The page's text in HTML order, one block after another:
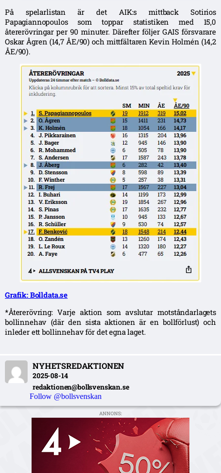
På spelarlistan är det AIK:s mittback Sotirios
Papagiannopoulos som toppar statistiken med 15,0
återerövringar per 90 minuter. Därefter följer GAIS försvarare
Oskar Ågren (14,7 ÅE/90) och mittfältaren Kevin Holmén (14,2
ÅE/90).
Grafik: Bolldata.se
*Återerövring: Varje aktion som avslutar motståndarlagets
bollinnehav (där den sista aktionen är en bollförlust) och
inleder ett bollinnehav för det egna laget.
NYHETSREDAKTIONEN
2025-08-14
redaktionen@bollsvenskan.se
Follow @bollsvenskan
ANNONS: